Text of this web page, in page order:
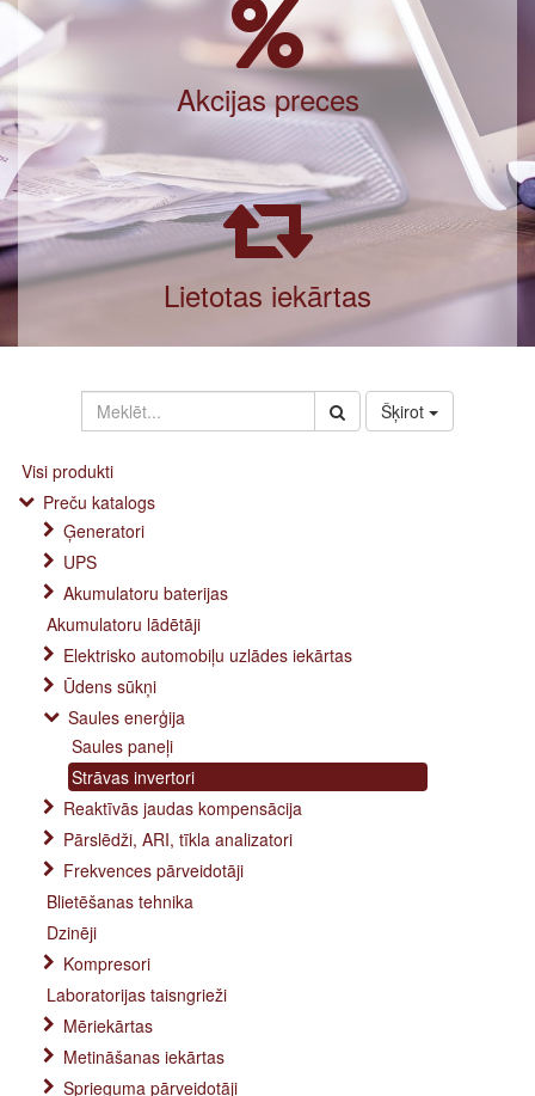
Akcijas preces
Lietotas iekārtas
Šķirot
Visi produkti
Preču katalogs
Ģeneratori
UPS
Akumulatoru baterijas
Akumulatoru lādētāji
Elektrisko automobiļu uzlādes iekārtas
Ūdens sūkņi
Saules enerģija
Saules paneļi
Strāvas invertori
Reaktīvās jaudas kompensācija
Pārslēdži, ARI, tīkla analizatori
Frekvences pārveidotāji
Blietēšanas tehnika
Dzinēji
Kompresori
Laboratorijas taisngrieži
Mēriekārtas
Metināšanas iekārtas
Sprieguma pārveidotāji